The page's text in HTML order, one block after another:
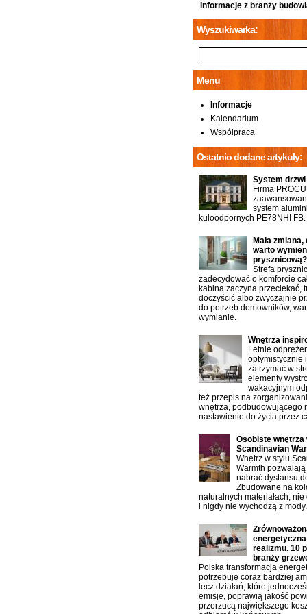
Informacje z branży
Wyszukiwarka:
Menu
Informacje
Kalendarium
Współpraca
Ostatnio dodane artykuły:
System
Firma
system
kuloodpornych PE78NHI FB.
Mała
warto
prysznicową?
Strefa
zadecydować o komforcie
kabina zaczyna przeciekać,
doczyścić albo zwyczajnie
do potrzeb domowników,
wymianie.
Wnętrza
Letnie
optymistycznie
zatrzymać w
elementy
wakacyjnym
też przepis na
wnętrza, podbudowującego
nastawienie do życia przez
Osobiste wnętrza
Scandinavian
Wnętrz w stylu
Warmth
nabrać dystansu
Zbudowane na
naturalnych materiałach,
i nigdy nie wychodzą z mody.
realizmu. 10
branży
Polska transformacja
potrzebuje coraz bardziej
lecz działań, które
emisje, poprawią jakość
przerzucą największego